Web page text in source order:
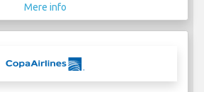
Mere info